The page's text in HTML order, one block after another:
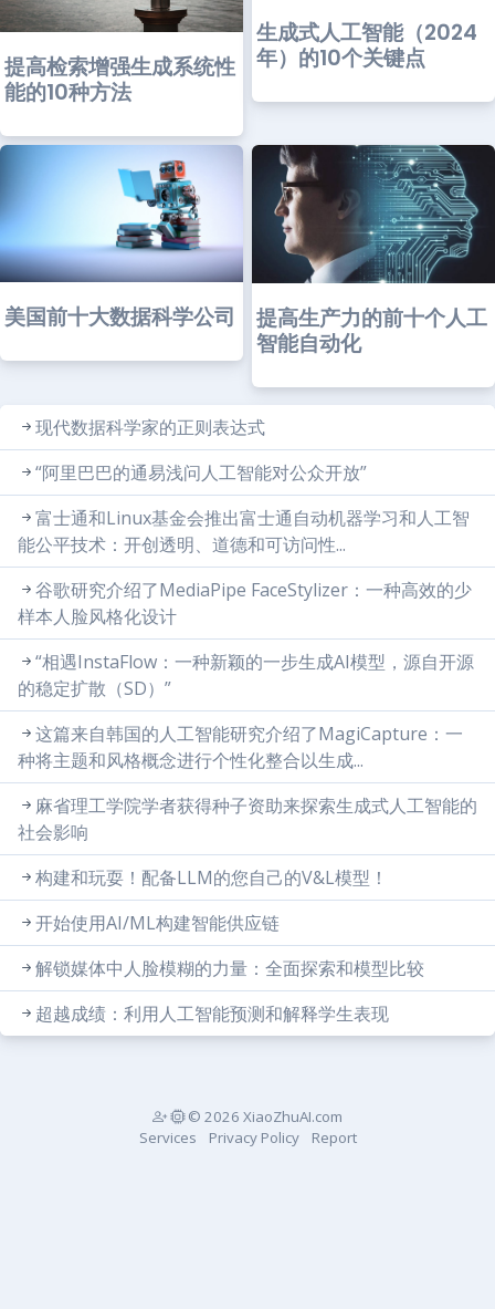
提高检索增强生成系统性
能的10种方法
生成式人工智能（2024
年）的10个关键点
美国前十大数据科学公司
提高生产力的前十个人工
智能自动化
现代数据科学家的正则表达式
“阿里巴巴的通易浅问人工智能对公众开放”
富士通和Linux基金会推出富士通自动机器学习和人工智
能公平技术：开创透明、道德和可访问性...
谷歌研究介绍了MediaPipe FaceStylizer：一种高效的少
样本人脸风格化设计
“相遇InstaFlow：一种新颖的一步生成AI模型，源自开源
的稳定扩散（SD）”
这篇来自韩国的人工智能研究介绍了MagiCapture：一
种将主题和风格概念进行个性化整合以生成...
麻省理工学院学者获得种子资助来探索生成式人工智能的
社会影响
构建和玩耍！配备LLM的您自己的V&L模型！
开始使用AI/ML构建智能供应链
解锁媒体中人脸模糊的力量：全面探索和模型比较
超越成绩：利用人工智能预测和解释学生表现
© 2026 XiaoZhuAI.com
Services
Privacy Policy Report